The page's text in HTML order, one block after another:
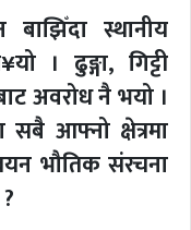
स्थानीय
। ढुङ्गा, गिट्टी
अवरोध नै भयो ।
आफ्नो क्षेत्रमा
भौतिक संरचना